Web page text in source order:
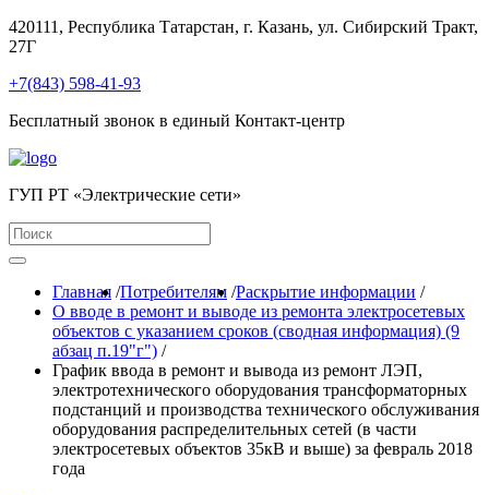
420111, Республика Татарстан, г. Казань, ул. Сибирский Тракт,
27Г
+7(843) 598-41-93
Бесплатный звонок в единый Контакт-центр
ГУП РТ «Электрические сети»
Главная /Потребителям /Раскрытие информации /
О вводе в ремонт и выводе из ремонта электросетевых
объектов с указанием сроков (сводная информация) (9
абзац п.19"г") /
График ввода в ремонт и вывода из ремонт ЛЭП,
электротехнического оборудования трансформаторных
подстанций и производства технического обслуживания
оборудования распределительных сетей (в части
электросетевых объектов 35кВ и выше) за февраль 2018
года